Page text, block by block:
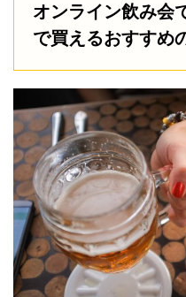
オンライン飲み会
で買えるおすすめ